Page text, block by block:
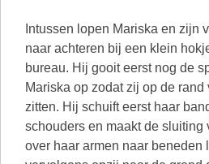
Intussen lopen Mariska en zijn
naar achteren bij een klein
bureau. Hij gooit eerst nog de
Mariska op zodat zij op de
zitten. Hij schuift eerst haar
schouders en maakt de sluiting
over haar armen naar beneden